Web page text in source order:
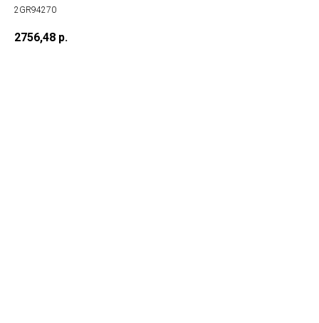
2GR94270
2756,48 р.